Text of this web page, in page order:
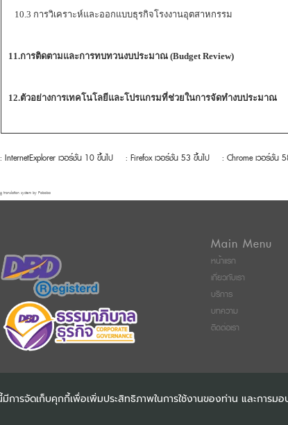
10.3 การวิเคราะห์และออกแบบธุรกิจโรงงานอุตสาหกรรม
11.การติดตามและการทบทวนงบประมาณ (Budget Review)
12.ตัวอย่างการเทคโนโลยีและโปรแกรมที่ช่วยในการจัดทำงบประมาณ
: InternetExplorer เวอร์ชั่น 10 ขึ้นไป : Firefox เวอร์ชั่น 53 ขึ้นไป : Chrome เวอร์ชั่น
translation system by Faboba
Main Menu
หน้าแรก
เกี่ยวกับเรา
บริการ
บทความ
ติดต่อเรา
มีการจัดเก็บคุกกี้เพื่อเพิ่มประสิทธิภาพในการใช้งานของท่าน และการม